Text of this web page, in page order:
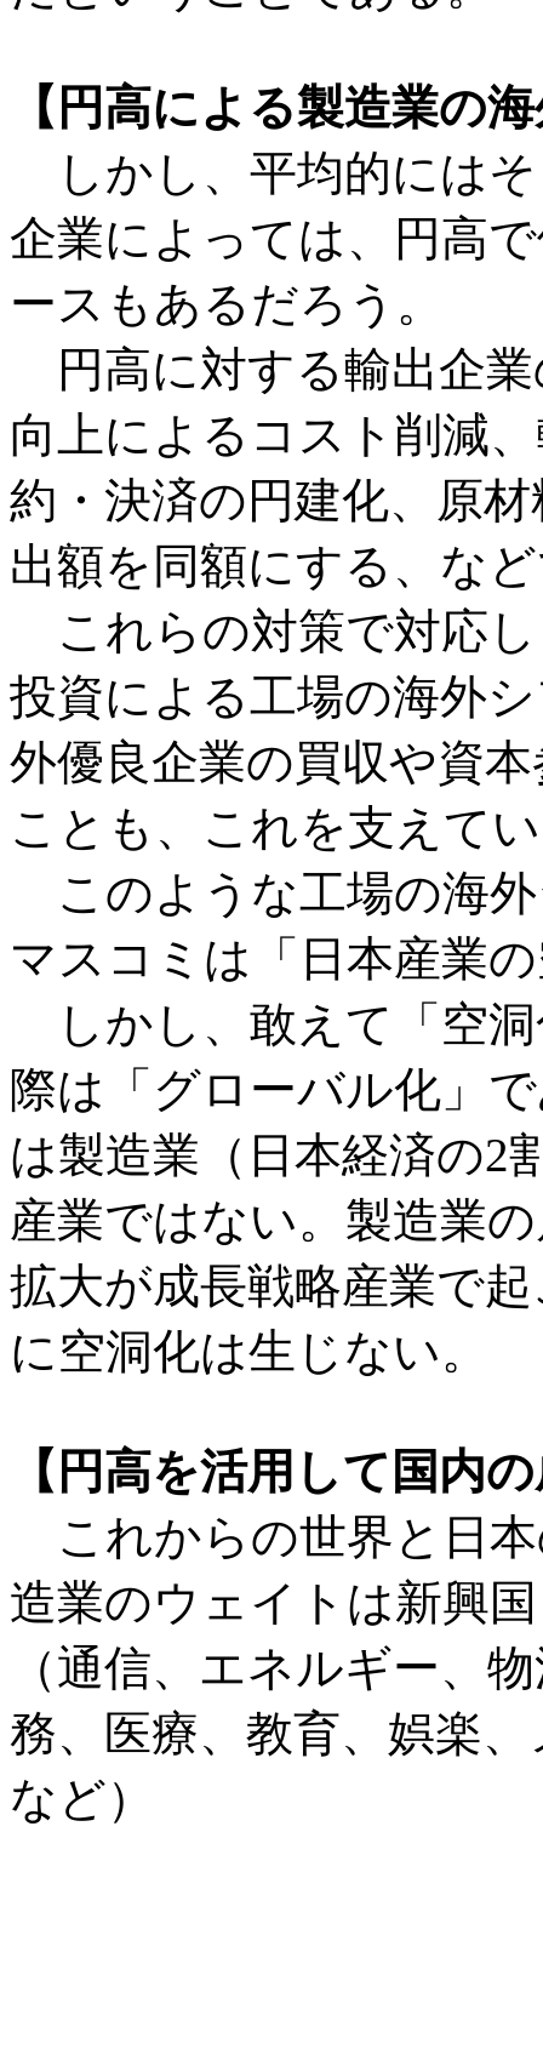
【円高による製造業の
しかし、平均的には
企業によっては、円高
ースもあるだろう。
円高に対する輸出企業
向上によるコスト削減
約・決済の円建化、原
出額を同額にする、な
これらの対策で対応
投資による工場の海外
外優良企業の買収や資
ことも、これを支えて
このような工場の海
マスコミは「日本産業
しかし、敢えて「空
際は「グローバル化」
は製造業（日本経済の2
産業ではない。製造業
拡大が成長戦略産業で
に空洞化は生じない。
【円高を活用して国内
これからの世界と日
造業のウェイトは新興
（通信、エネルギー、
務、医療、教育、娯楽
など）